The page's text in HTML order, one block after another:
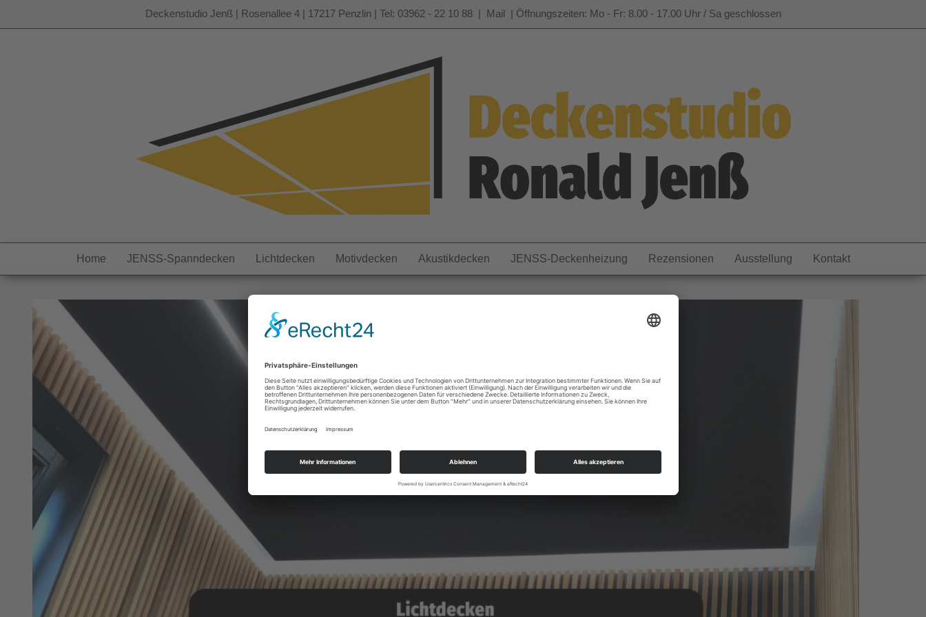
Deckenstudio Jenß | Rosenallee 4 | 17217 Penzlin | Tel: 03962 - 22 10 88 | Mail | Öffnungszeiten: Mo - Fr: 8.00 - 17.00 Uhr / Sa geschlossen
Home JENSS-Spanndecken Lichtdecken Motivdecken Akustikdecken JENSS-Deckenheizung Rezensionen Ausstellung Kontakt